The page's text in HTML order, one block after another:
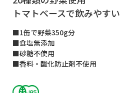
トマトベースで飲みやすい
■1缶で野菜350g分
■食塩無添加
■砂糖不使用
■香料・酸化防止剤不使用